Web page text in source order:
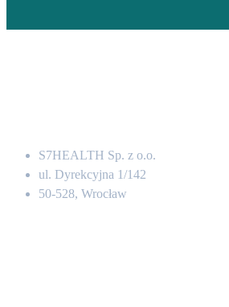
S7HEALTH Sp. z o.o.
ul. Dyrekcyjna 1/142
50-528, Wrocław